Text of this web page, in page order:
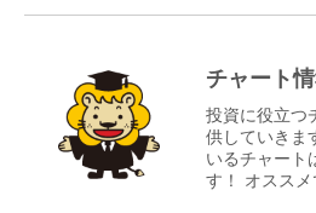
チャート
投資に役立つ
供していきま
いるチャート
す！ オススメ